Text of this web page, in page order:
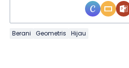
Berani Geometris Hijau